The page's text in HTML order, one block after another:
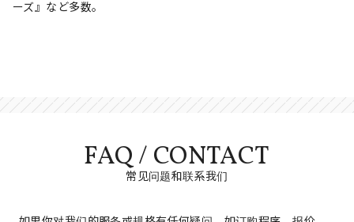
ーズ』など多数。
FAQ / CONTACT
常见问题和联系我们